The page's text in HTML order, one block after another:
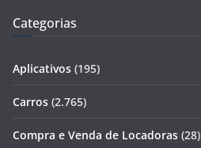
Categorias
Aplicativos (195)
Carros (2.765)
Compra e Venda de Locadoras (28)